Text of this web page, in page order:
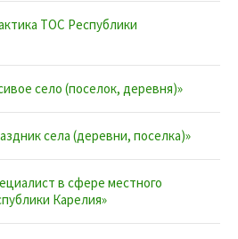
Карелия
самоуправление в
ТОС Республики
село (поселок, деревня)»
села (деревни, поселка)»
в сфере местного
Карелия»